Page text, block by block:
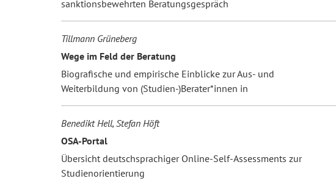
sanktionsbewehrten Beratungsgespräch
Tillmann Grüneberg
Wege im Feld der Beratung
Biografische und empirische Einblicke zur Aus- und
Weiterbildung von (Studien-)Berater*innen in
Benedikt Hell, Stefan Höft
OSA-Portal
Übersicht deutschsprachiger Online-Self-Assessments zur
Studienorientierung